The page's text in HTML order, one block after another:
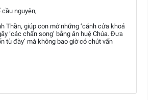
nguyện,
Thần, giúp con mở những ‘cánh cửa khoá
‘các chấn song’ bằng ân huệ Chúa. Đưa
tù đày’ mà không bao giờ có chút vấn